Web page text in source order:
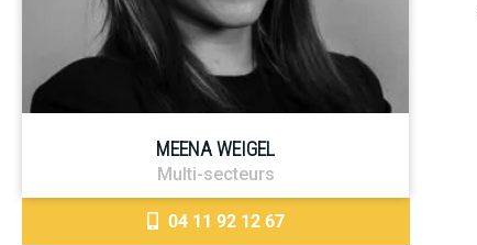
MEENA WEIGEL
Multi-secteurs
04 11 92 12 67